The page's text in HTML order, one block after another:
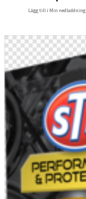
Lägg till i Min nedladdning